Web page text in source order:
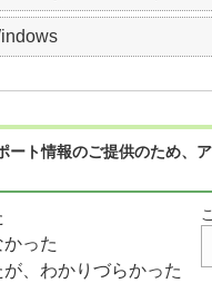
ート情報のご提供のため
った
、わかりづらかった